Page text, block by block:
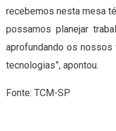
recebemos nesta mesa
possamos planejar
aprofundando os
tecnologias”, apontou.
Fonte: TCM-SP